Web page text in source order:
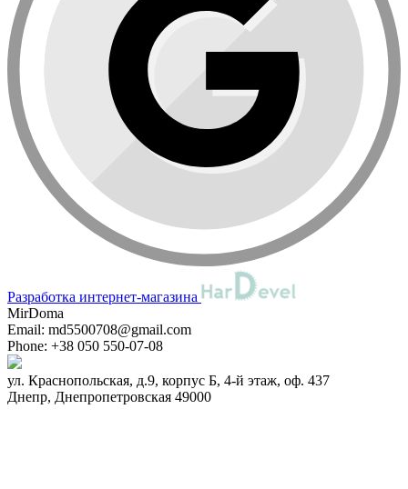
Разработка интернет-магазина
MirDoma
Email: md5500708@gmail.com
Phone: +38 050 550-07-08
ул. Краснопольская, д.9, корпус Б, 4-й этаж, оф. 437
Днепр, Днепропетровская 49000